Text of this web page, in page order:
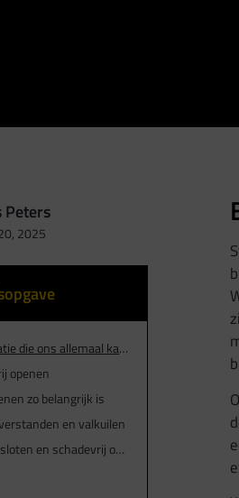
Peters
2025
Een onverwachte situatie die ons allemaal kan overkomen
openen
zo belangrijk is
en valkuilen
De toekomst van noodsloten en schadevrij openen